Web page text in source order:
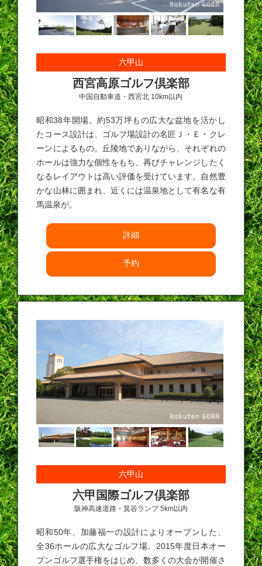
六甲山
西宮高原ゴルフ倶楽部
中国自動車道・西宮北 10km以内
昭和38年開場。約53万坪もの広大な盆地を活かし
たコース設計は、ゴルフ場設計の名匠Ｊ・Ｅ・クレ
ーンによるもの。丘陵地でありながら、それぞれの
ホールは強力な個性をもち、再びチャレンジしたく
なるレイアウトは高い評価を受けています。自然豊
かな山林に囲まれ、近くには温泉地として有名な有
馬温泉が。
詳細
予約
六甲山
六甲国際ゴルフ倶楽部
阪神高速道路・箕谷ランプ 5km以内
昭和50年、加藤福一の設計によりオープンした、
全36ホールの広大なゴルフ場。2015年度日本オー
プンゴルフ選手権をはじめ、数多くの大会が開催さ